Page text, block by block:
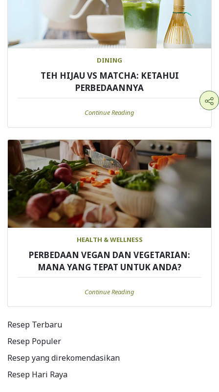
DINING
TEH HIJAU VS MATCHA: KETAHUI
PERBEDAANNYA
Continue Reading
HEALTH & WELLNESS
PERBEDAAN VEGAN DAN VEGETARIAN:
MANA YANG TEPAT UNTUK ANDA?
Continue Reading
Resep Terbaru
Resep Populer
Resep yang direkomendasikan
Resep Hari Raya